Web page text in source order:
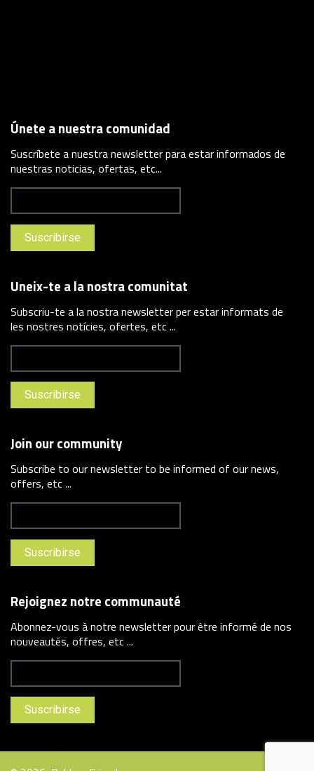
Únete a nuestra comunidad
Suscríbete a nuestra newsletter para estar informados de
nuestras noticias, ofertas, etc...
Uneix-te a la nostra comunitat
Subscriu-te a la nostra newsletter per estar informats de
les nostres notícies, ofertes, etc ...
Join our community
Subscribe to our newsletter to be informed of our news,
offers, etc ...
Rejoignez notre communauté
Abonnez-vous à notre newsletter pour être informé de nos
nouveautés, offres, etc ...